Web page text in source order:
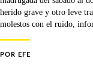
herido grave y otro leve
molestos con el ruido,
POR EFE